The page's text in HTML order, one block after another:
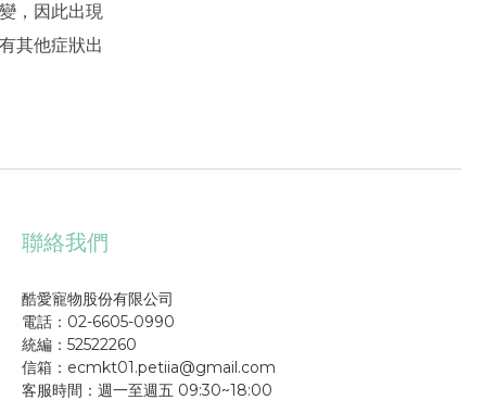
，因此出現
其他症狀出
聯絡我們
酷愛寵物股份有限公司
電話：02-6605-0990
統編：52522260
信箱：ecmkt01.petiia@gmail.com
客服時間：週一至週五 09:30~18:00